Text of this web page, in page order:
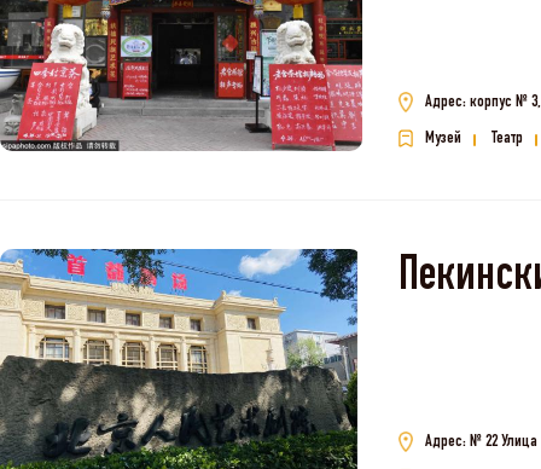
Адрес: корпус №
Музей Театр
Адрес: № 22 Улица